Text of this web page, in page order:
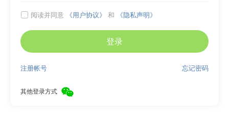
 阅读并同意 《用户协议》 和 《隐私声明》
登录
忘记密码
注册帐号
其他登录方式